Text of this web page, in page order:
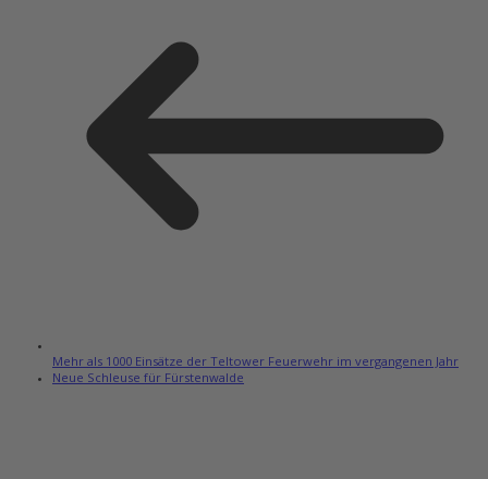
Mehr als 1000 Einsätze der Teltower Feuerwehr im vergangenen Jahr
Neue Schleuse für Fürstenwalde